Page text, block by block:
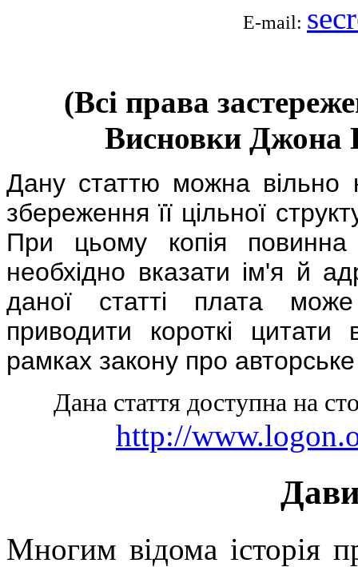
E-mail:
(Всі права
Висновки Джона
Дану статтю можна вільно
збереження її цільної
При цьому копія
необхідно вказати ім'я й
даної статті плата
приводити короткі
рамках закону про
Дана стаття доступна на
http://
Многим відома історія